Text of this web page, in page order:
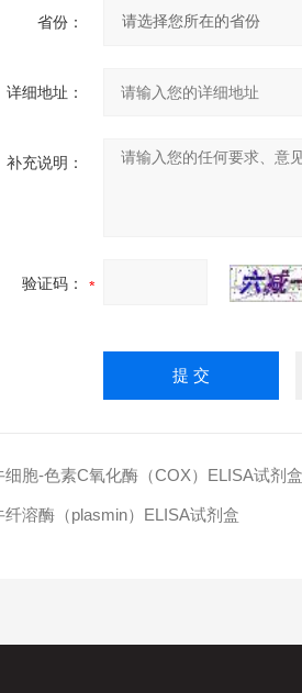
省份：
详细地址：
补充说明：
验证码：
细胞-色素C氧化酶（COX）ELISA试剂盒
纤溶酶（plasmin）ELISA试剂盒